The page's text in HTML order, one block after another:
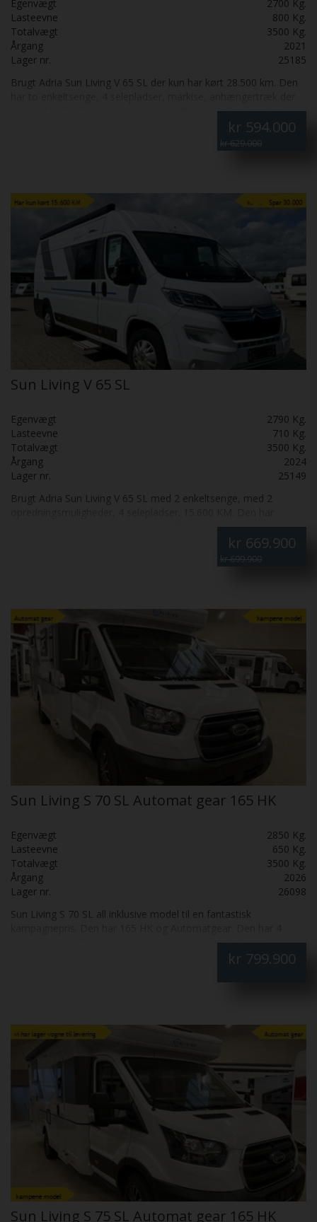
Egenvægt
2700 Kg.
Lasteevne
800 Kg.
Totalvægt
3500 Kg.
Årgang
2021
Lager nr.
25185
Brugt Adria Sun Living V 65 SL der kun har kørt 28.500 km. Den
må trække 2.500 kg, gastank 40 L, 240 W solceller, booster,
radio og bakkamera. Grøn ejerafgift 5.100 halvårlig. Fantastisk
flot og funktionel autocamper. Leasing forslag i 24 måneder:
førstegangsydelse inkl. moms 151875,- månedlig ydelse inkl.
kr 594.000
kr 629.000
Sun Living V 65 SL
Egenvægt
2790 Kg.
Lasteevne
710 Kg.
Totalvægt
3500 Kg.
Årgang
2024
Lager nr.
25149
Brugt Adria Sun Living V 65 SL med 2 enkeltsenge, med 2
kompressorkøleskab, markise, solceller og er
undervognsbehandlet. Som ny overalt. Ny pris i 2024 765.000.
Leasing forslag i 24 måneder, Førstegangs ydelse inkl. moms
kr 669.900
kr 699.900
Sun Living S 70 SL Automat gear 165 HK
Egenvægt
2850 Kg.
Lasteevne
650 Kg.
Totalvægt
3500 Kg.
Årgang
2026
Lager nr.
26098
Sun Living S 70 SL all inklusive model til en fantastisk
selepladser og 5 sovepladser - hvor de 2 sovepladser er i
hæve-/sænkeseng over siddegruppen. Den har markise, radio,
Combi 6E fyr, indgangsdør med vindue, myggenet og centrallås.
kr 799.900
Sun Living S 75 SL Automat gear 165 HK